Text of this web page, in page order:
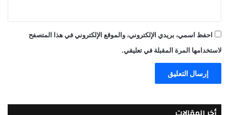
احفظ اسمي، بريدي الإلكتروني، والموقع الإلكتروني في هذا المتصفح
لاستخدامها المرة المقبلة في تعليقي.